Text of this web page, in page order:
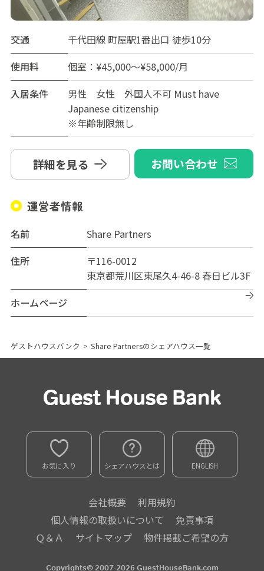
交通
千代田線 町屋駅1番出口 徒歩10分
使用料
個室：¥45,000～¥58,000/月
入居条件
男性 女性 外国人不可 Must have
Japanese citizenship
※年齢制限無し
詳細を見る お問い合わせ
運営者情報
名前
Share Partners
住所
〒116-0012
東京都荒川区東尾久4-46-8 春日ビル3F
ホームページ
ゲストハウスバンク > Share Partnersのシェアハウス一覧
お気に入り シェアハウスとは ENGLISH
会社概要
利用規約
個人情報の取扱いについて
免責事項
Ｑ＆Ａ
サイトマップ 物件掲載ご希望の方
Copyrights© 2007-2026 GuestHouseBank.com